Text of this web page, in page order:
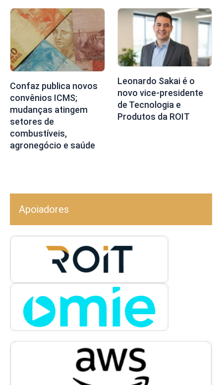
Confaz publica novos
convênios ICMS;
mudanças atingem
setores de
combustíveis,
agronegócio e saúde
Leonardo Sakai é o
novo vice-presidente
de Tecnologia e
Produtos da ROIT
Apoiadores